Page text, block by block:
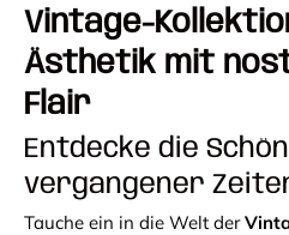
Vintage-
Ästhetik mit
Flair
Entdecke die
vergangener
Tauche ein in die Welt der